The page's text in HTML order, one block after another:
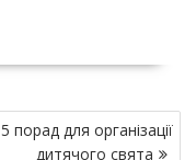
5 порад для організації
дитячого свята